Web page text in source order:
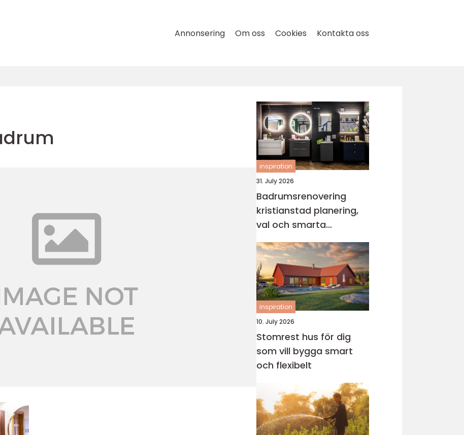
Annonsering Om oss Cookies Kontakta oss
inspiration
31. July 2026
Badrumsrenovering
kristianstad planering,
val och smarta
genvägar
inspiration
10. July 2026
Stomrest hus för dig
som vill bygga smart
och flexibelt